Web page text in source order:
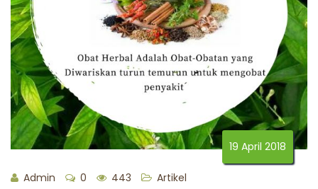
19 April 2018
Admin 0 443 Artikel